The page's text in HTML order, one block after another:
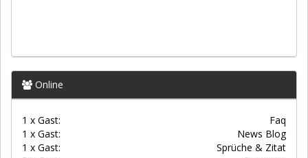
Online
1 x Gast:
Faq
1 x Gast:
News Blog
1 x Gast:
Sprüche & Zitat